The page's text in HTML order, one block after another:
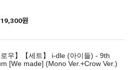
19,300원
로우】【세트】 i-dle (아이들) - 9th
[We made] (Mono Ver.+Crow Ver.)